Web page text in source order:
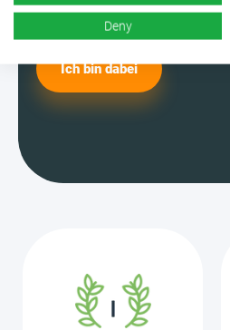
Ich bin dabei
Deny